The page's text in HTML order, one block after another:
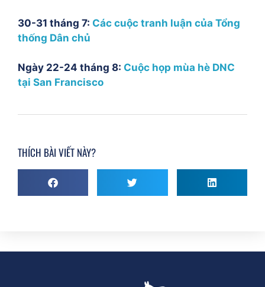
30-31 tháng 7: Các cuộc tranh luận của Tổng
thống Dân chủ
Ngày 22-24 tháng 8: Cuộc họp mùa hè DNC
tại San Francisco
THÍCH BÀI VIẾT NÀY?